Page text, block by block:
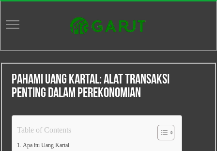
Pahami Uang Kartal: Alat Transaksi
Penting dalam Perekonomian
Table of Contents
Apa itu Uang Kartal